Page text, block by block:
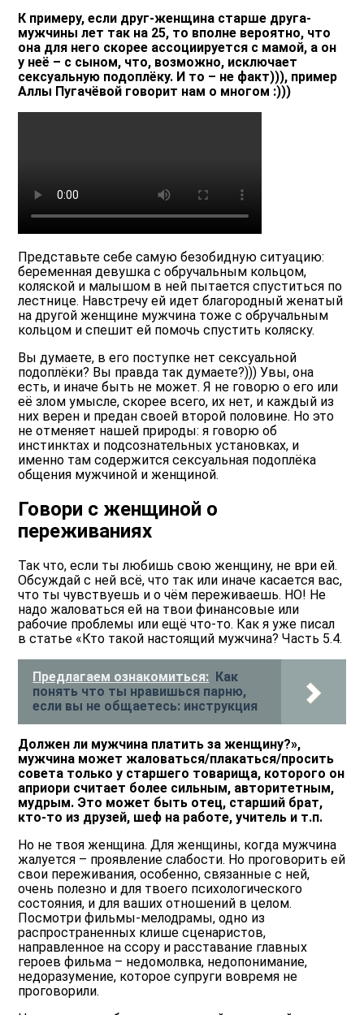
К примеру, если друг-женщина старше друга-
мужчины лет так на 25, то вполне вероятно, что
она для него скорее ассоциируется с мамой, а он
у неё – с сыном, что, возможно, исключает
сексуальную подоплёку. И то – не факт))), пример
Аллы Пугачёвой говорит нам о многом :)))
Представьте себе самую безобидную ситуацию:
беременная девушка с обручальным кольцом,
коляской и малышом в ней пытается спуститься по
лестнице. Навстречу ей идет благородный женатый
на другой женщине мужчина тоже с обручальным
кольцом и спешит ей помочь спустить коляску.
Вы думаете, в его поступке нет сексуальной
подоплёки? Вы правда так думаете?))) Увы, она
есть, и иначе быть не может. Я не говорю о его или
её злом умысле, скорее всего, их нет, и каждый из
них верен и предан своей второй половине. Но это
не отменяет нашей природы: я говорю об
инстинктах и подсознательных установках, и
именно там содержится сексуальная подоплёка
общения мужчиной и женщиной.
Говори с женщиной о
переживаниях
Так что, если ты любишь свою женщину, не ври ей.
Обсуждай с ней всё, что так или иначе касается вас,
что ты чувствуешь и о чём переживаешь. НО! Не
надо жаловаться ей на твои финансовые или
рабочие проблемы или ещё что-то. Как я уже писал
в статье «Кто такой настоящий мужчина? Часть 5.4.
Предлагаем ознакомиться: Как
понять что ты нравишься парню,
если вы не общаетесь: инструкция
Должен ли мужчина платить за женщину?»,
мужчина может жаловаться/плакаться/просить
совета только у старшего товарища, которого он
априори считает более сильным, авторитетным,
мудрым. Это может быть отец, старший брат,
кто-то из друзей, шеф на работе, учитель и т.п.
Но не твоя женщина. Для женщины, когда мужчина
жалуется – проявление слабости. Но проговорить ей
свои переживания, особенно, связанные с ней,
очень полезно и для твоего психологического
состояния, и для ваших отношений в целом.
Посмотри фильмы-мелодрамы, одно из
распространенных клише сценаристов,
направленное на ссору и расставание главных
героев фильма – недомолвка, недопонимание,
недоразумение, которое супруги вовремя не
проговорили.